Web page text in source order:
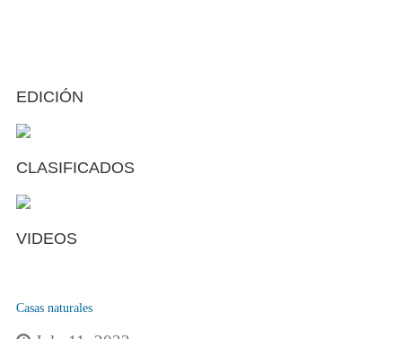
EDICIÓN
CLASIFICADOS
VIDEOS
Casas naturales